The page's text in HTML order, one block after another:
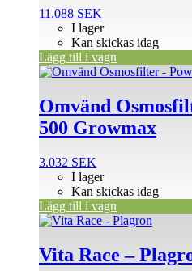
11.088 SEK
I lager
Kan skickas idag
Lägg till i vagn
Omvänd
500 Growmax
3.032 SEK
I lager
Kan skickas idag
Lägg till i vagn
Vita Race –
Den
produkten
har